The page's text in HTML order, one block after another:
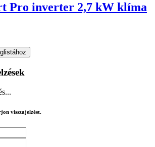
Pro inverter 2,7 kW klíma
visszajelzést.